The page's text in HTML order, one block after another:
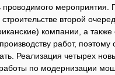
проводимого
второй
компании, а
работ,
Реализация четырех
по модернизации